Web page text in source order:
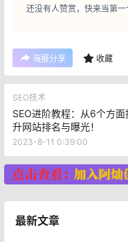
还没有人赞赏，快来当第一
海报分享 收藏
SEO技术
SEO进阶教程：从6个方面
升网站排名与曝光！
2023-8-11 0:39:00
最新文章